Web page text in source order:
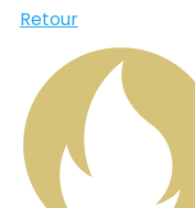
Retour